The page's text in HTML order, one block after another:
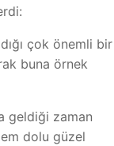
çok önemli bir
buna örnek
geldiği zaman
dolu güzel